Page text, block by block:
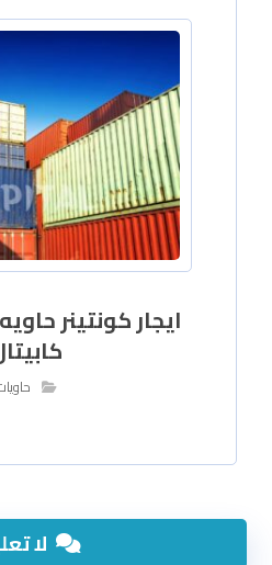
ايجار كونتينر
لا